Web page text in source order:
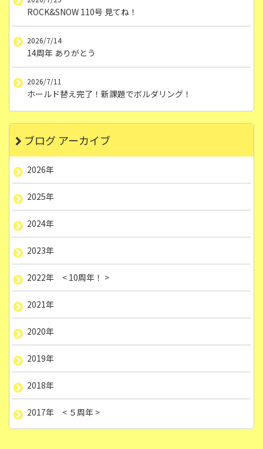
ROCK&SNOW 110号 見てね！
2026/7/14
14周年 ありがとう
2026/7/11
ホールド替え完了！新課題でボルダリング！
ブログ アーカイブ
2026年
2025年
2024年
2023年
2022年 < 10周年！ >
2021年
2020年
2019年
2018年
2017年 < ５周年 >